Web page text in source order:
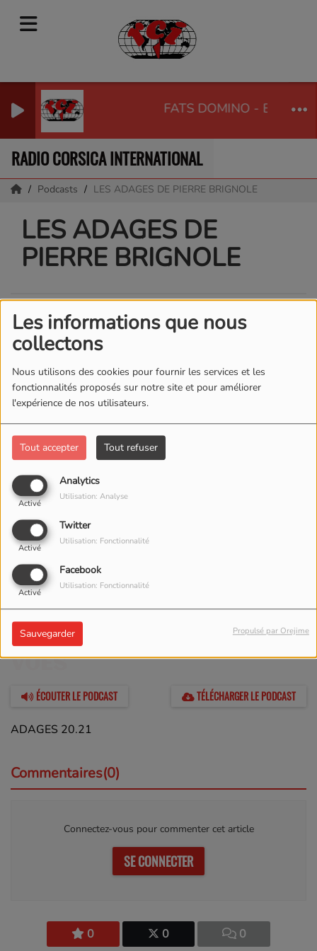
Les informations que nous
collectons
Nous utilisons des cookies pour fournir les services et les
fonctionnalités proposés sur notre site et pour améliorer
l'expérience de nos utilisateurs.
Tout accepter Tout refuser
Analytics
Activé
Utilisation: Analyse
Twitter
Activé
Utilisation: Fonctionnalité
Facebook
Activé
Utilisation: Fonctionnalité
Sauvegarder Propulsé par Orejime
FATS DOMINO -
RADIO CORSICA INTERNATIONAL
Podcasts LES ADAGES DE PIERRE BRIGNOLE
LES ADAGES DE
PIERRE BRIGNOLE
0 0 0
16 AVRIL 2023 -
1658
VUES
ÉCOUTER LE PODCAST TÉLÉCHARGER LE PODCAST
ADAGES 20.21
Commentaires(0)
Connectez-vous pour commenter cet article
SE CONNECTER